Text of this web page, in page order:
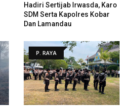
Hadiri Sertijab Irwasda, Karo
SDM Serta Kapolres Kobar
Dan Lamandau
P. RAYA